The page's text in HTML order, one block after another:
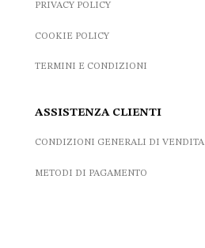
PRIVACY POLICY
COOKIE POLICY
TERMINI E CONDIZIONI
ASSISTENZA CLIENTI
CONDIZIONI GENERALI DI VENDITA
METODI DI PAGAMENTO